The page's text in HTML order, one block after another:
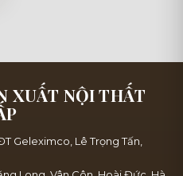
XUẤT NỘI THẤT
Geleximco, Lê Trọng Tấn,